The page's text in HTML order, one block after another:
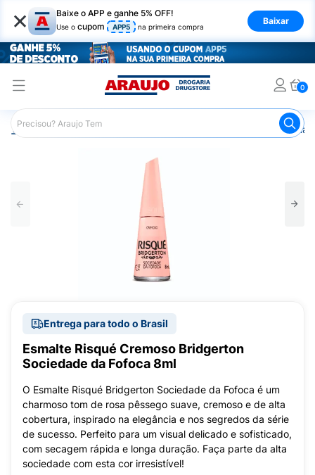
× Baixe o APP e ganhe 5% OFF!
Use o cupom APP5 na primeira compra
Baixar
0
Araujo Beleza e Cuidados
Entrega para todo o Brasil
Esmalte Risqué Cremoso Bridgerton
Sociedade da Fofoca 8ml
O Esmalte Risqué Bridgerton Sociedade da Fofoca é um
charmoso tom de rosa pêssego suave, cremoso e de alta
cobertura, inspirado na elegância e nos segredos da série
de sucesso. Perfeito para um visual delicado e sofisticado,
com secagem rápida e longa duração. Faça parte da alta
sociedade com esta cor irresistível!